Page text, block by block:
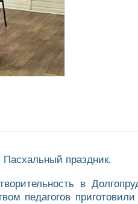
Пасхальный праздник.
в
педагогов